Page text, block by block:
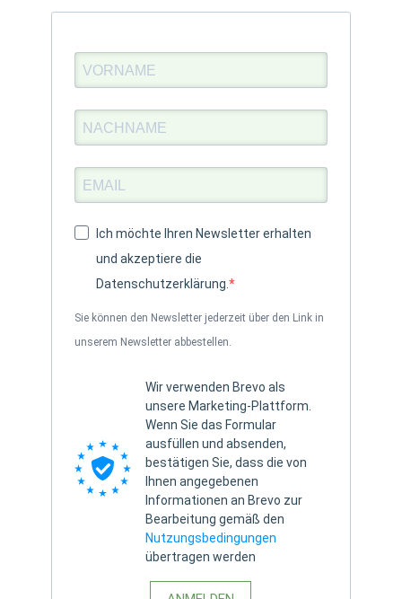
Ich möchte Ihren Newsletter erhalten
und akzeptiere die
Datenschutzerklärung.
Sie können den Newsletter jederzeit über den Link in
unserem Newsletter abbestellen.
Wir verwenden Brevo als
unsere Marketing-Plattform.
Wenn Sie das Formular
ausfüllen und absenden,
bestätigen Sie, dass die von
Ihnen angegebenen
Informationen an Brevo zur
Bearbeitung gemäß den
Nutzungsbedingungen
übertragen werden